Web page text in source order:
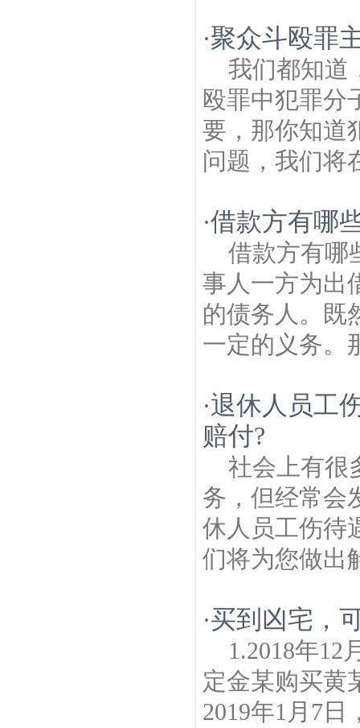
·聚众斗殴罪
我们都知道
殴罪中犯罪分
要，那你知道
问题，我们将
·借款方有哪
借款方有哪
事人一方为出
的债务人。既
一定的义务。
·退休人员工
赔付?
社会上有很
务，但经常会
休人员工伤待
们将为您做出
·买到凶宅，
1.2018年12
定金某购买黄
2019年1月7